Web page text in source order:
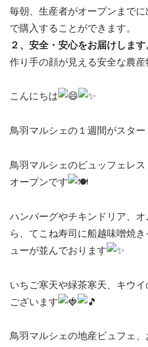
毎朝、生産者がオープンまで
で購入することができます。
２、安全・安心をお届けします
作り手の顔が見える安全な農産
こんにちは
鳥羽マルシェの１週間がスター
鳥羽マルシェのビュッフェレ
オープンです
ハンバーグやチキンドリア、
ら、てこね寿司に船越味噌焼
ューが並んでおります
いちご寒天や緑茶寒天、キウ
ございます
鳥羽マルシェの地産ビュフェ